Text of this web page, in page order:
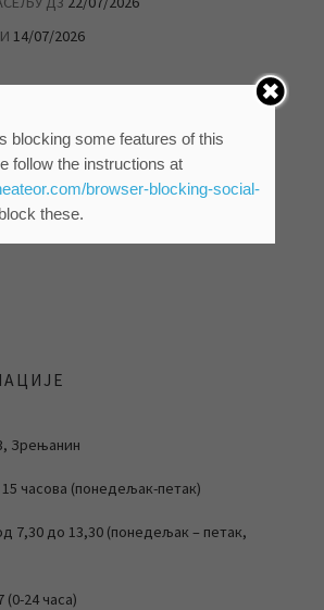
14/07/2026
НА НАШЕМ ЈУТЈУБ КАНАЛУ
Зрењанин
часова (понедељак-петак)
7,30 до 13,30 (понедељак – петак,
(0-24 часа)
blocking some features of this
follow the instructions at
browser-blocking-social-
these.